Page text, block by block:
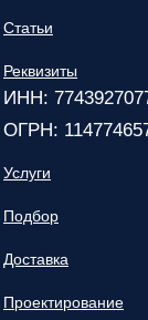
Статьи
Реквизиты
ИНН:
ОГРН:
Услуги
Подбор
Доставка
Проектирование